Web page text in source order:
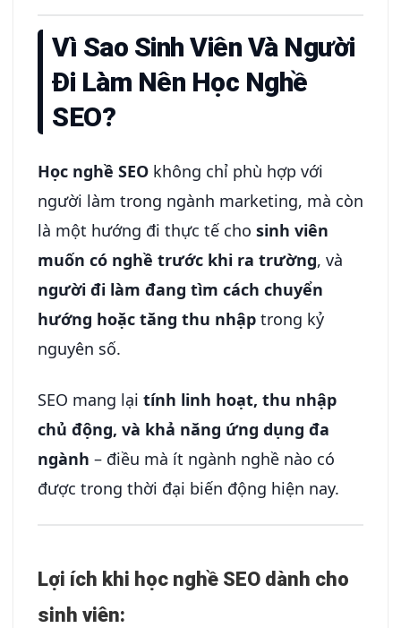
Vì Sao Sinh Viên Và Người
Đi Làm Nên Học Nghề
SEO?
Học nghề SEO không chỉ phù hợp với
người làm trong ngành marketing, mà còn
là một hướng đi thực tế cho sinh viên
muốn có nghề trước khi ra trường, và
người đi làm đang tìm cách chuyển
hướng hoặc tăng thu nhập trong kỷ
nguyên số.
SEO mang lại tính linh hoạt, thu nhập
chủ động, và khả năng ứng dụng đa
ngành – điều mà ít ngành nghề nào có
được trong thời đại biến động hiện nay.
Lợi ích khi học nghề SEO dành cho
sinh viên: